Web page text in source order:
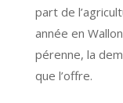
part de
année en
pérenne, la
que l’offre.